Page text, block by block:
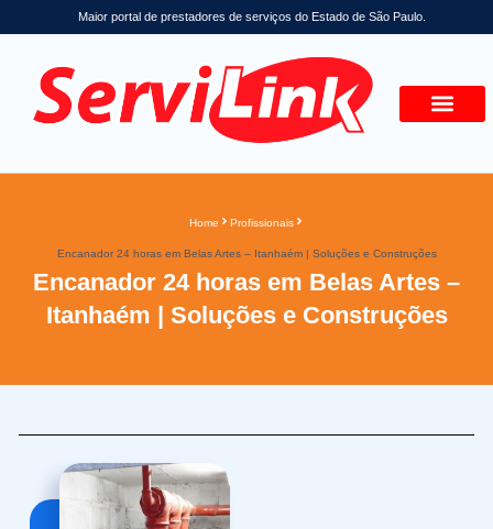
Maior portal de prestadores de serviços do Estado de São Paulo.
Home Profissionais
Encanador 24 horas em Belas Artes – Itanhaém | Soluções e Construções
Encanador 24 horas em Belas Artes –
Itanhaém | Soluções e Construções